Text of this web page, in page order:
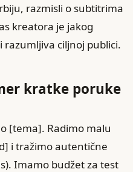
razmisli o subtitrima
kreatora je jakog
ciljnoj publici.
kratke poruke
[tema]. Radimo malu
i tražimo autentične
Imamo budžet za test